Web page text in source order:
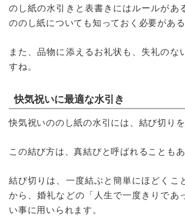
のし紙の水引きと表書きにはルールがあ
ののし紙についても知っておく必要がある
また、品物に添えるお礼状も、失礼のな
すね。
快気祝いに最適な水引き
快気祝いののし紙の水引には、結び切りを
この結び方は、真結びと呼ばれることもあ
結び切りは、一度結ぶと簡単にほどくこ
から、婚礼などの「人生で一度きりであ
い事に用いられます。